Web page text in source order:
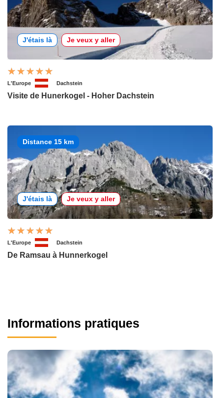
J'étais là Je veux y aller
L'Europe Dachstein
Visite de Hunerkogel - Hoher Dachstein
Distance 15 km
J'étais là Je veux y aller
L'Europe Dachstein
De Ramsau à Hunnerkogel
Informations pratiques